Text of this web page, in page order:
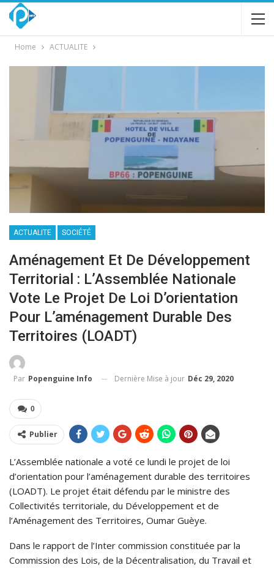
Home ACTUALITE
ACTUALITE SOCIÉTÉ
Aménagement Et De Développement
Territorial : L’Assemblée Nationale
Vote Le Projet De Loi D’orientation
Pour L’aménagement Durable Des
Territoires (LOADT)
Par Popenguine Info Dernière Mise à jour Déc 29, 2020
0
Publier
L’Assemblée nationale a voté ce lundi le projet de loi
d’orientation pour l’aménagement durable des territoires
(LOADT). Le projet était défendu par le ministre des
Collectivités territoriale, du Développement et de
l’Aménagement des Territoires, Oumar Guèye.
Dans le rapport de l’Inter commission constituée par la
Commission des Lois, de la Décentralisation, du Travail et